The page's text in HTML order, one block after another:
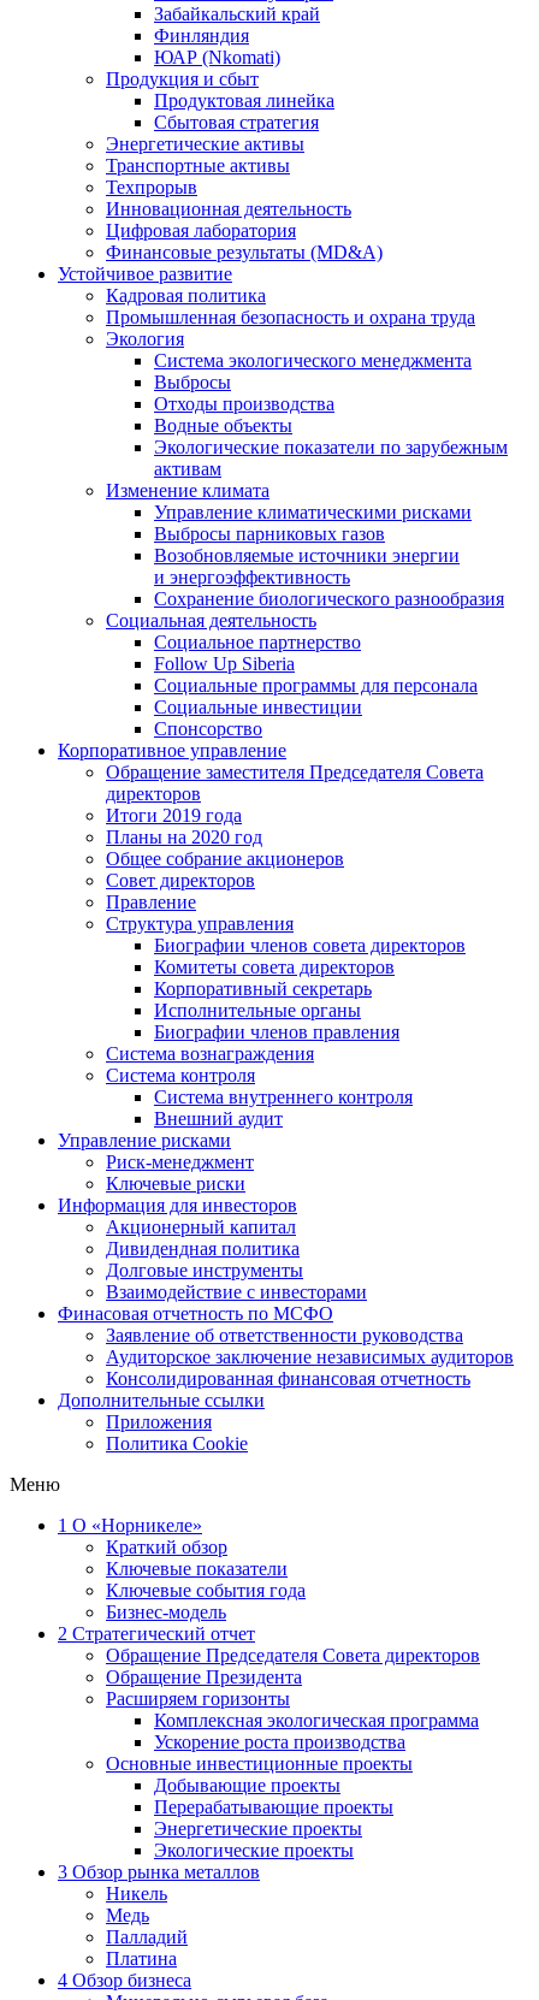
Забайкальский край
Финляндия
ЮАР (Nkomati)
Продукция и сбыт
Продуктовая линейка
Сбытовая стратегия
Энергетические активы
Транспортные активы
Техпрорыв
Инновационная деятельность
Цифровая лаборатория
Финансовые результаты (MD&A)
Устойчивое развитие
Кадровая политика
Промышленная безопасность и охрана труда
Экология
Система экологического менеджмента
Выбросы
Отходы производства
Водные объекты
Экологические показатели по зарубежным
активам
Изменение климата
Управление климатическими рисками
Выбросы парниковых газов
Возобновляемые источники энергии
и энергоэффективность
Сохранение биологического разнообразия
Социальная деятельность
Социальное партнерство
Follow Up Siberia
Социальные программы для персонала
Социальные инвестиции
Спонсорство
Корпоративное управление
Обращение заместителя Председателя Совета
директоров
Итоги 2019 года
Планы на 2020 год
Общее собрание акционеров
Совет директоров
Правление
Структура управления
Биографии членов совета директоров
Комитеты совета директоров
Корпоративный секретарь
Исполнительные органы
Биографии членов правления
Система вознаграждения
Система контроля
Система внутреннего контроля
Внешний аудит
Управление рисками
Риск-менеджмент
Ключевые риски
Информация для инвесторов
Акционерный капитал
Дивидендная политика
Долговые инструменты
Взаимодействие с инвеcторами
Финасовая отчетность по МСФО
Заявление об ответственности руководства
Аудиторское заключение независимых аудиторов
Консолидированная финансовая отчетность
Дополнительные ссылки
Приложения
Политика Cookie
Меню
1 О «Норникеле»
Краткий обзор
Ключевые показатели
Ключевые события года
Бизнес-модель
2 Стратегический отчет
Обращение Председателя Совета директоров
Обращение Президента
Расширяем горизонты
Комплексная экологическая программа
Ускорение роста производства
Основные инвестиционные проекты
Добывающие проекты
Перерабатывающие проекты
Энергетические проекты
Экологические проекты
3 Обзор рынка металлов
Никель
Медь
Палладий
Платина
4 Обзор бизнеса